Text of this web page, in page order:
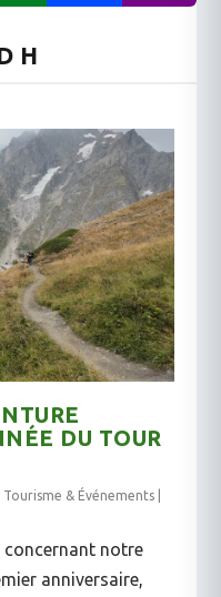
H
DU TOUR
Tourisme & Événements
notre
anniversaire,